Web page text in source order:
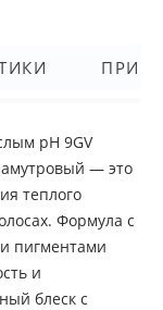
pH 9GV
— это
теплого
Формула с
пигментами
и
блеск с